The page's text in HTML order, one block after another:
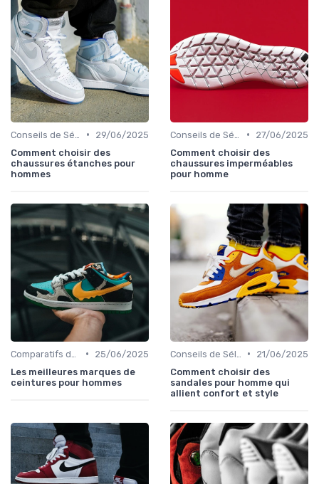
•
29/06/2025
Comment choisir des
chaussures étanches pour
hommes
•
27/06/2025
Comment choisir des
chaussures imperméables
pour homme
•
25/06/2025
Les meilleures marques de
ceintures pour hommes
•
21/06/2025
Comment choisir des
sandales pour homme qui
allient confort et style